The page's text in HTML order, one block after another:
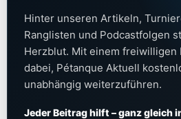
Hinter unseren Artikeln,
Ranglisten und Podcastfolgen
Herzblut. Mit einem freiwilligen
dabei, Pétanque Aktuell
unabhängig weiterzuführen.
Jeder Beitrag hilft – ganz gleich